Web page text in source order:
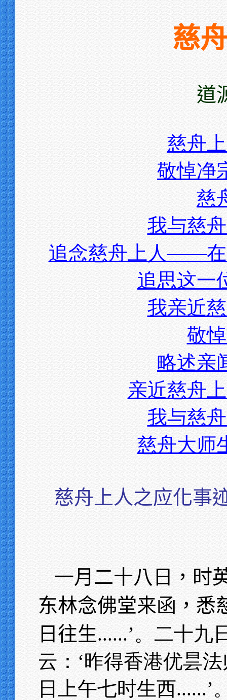
慈
道
慈舟
敬悼净
慈
我与慈
追念慈舟上人——在
追思这一
我亲近
敬
略述亲
亲近慈舟
我与慈
慈舟大师
慈舟上人之应化事
一月二十八日，时
东林念佛堂来函，悉
日往生......’。二十九
云：‘昨得香港优昙
日上午七时生西......’